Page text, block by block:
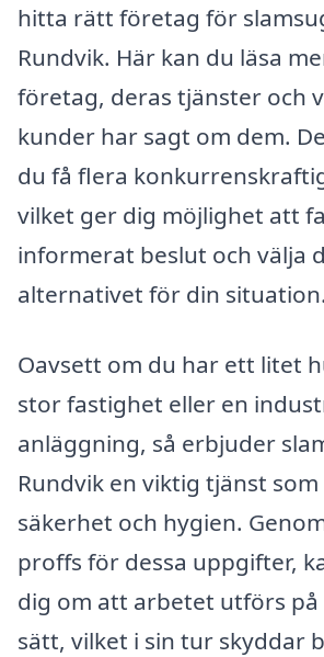
hitta rätt företag för
Rundvik. Här kan du läsa
företag, deras tjänster och
kunder har sagt om dem.
du få flera
vilket ger dig möjlighet att
informerat beslut och välja
alternativet för din situation.
Oavsett om du har ett litet
stor fastighet eller en
anläggning, så erbjuder
Rundvik en viktig tjänst
säkerhet och hygien.
proffs för dessa uppgifter,
dig om att arbetet utförs
sätt, vilket i sin tur skyddar